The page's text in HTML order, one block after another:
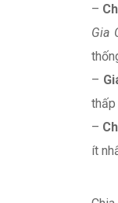
–
Gia
–
thấp
–
ít